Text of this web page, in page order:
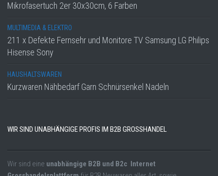
Mikrofasertuch 2er 30x30cm, 6 Farben
MULTIMEDIA & ELEKTRO
211 x Defekte Fernsehr und Monitore TV Samsung LG Philips
Hisense Sony
HAUSHALTSWAREN
Kurzwaren Nähbedarf Garn Schnürsenkel Nadeln
WIR SIND UNABHÄNGIGE PROFIS IM B2B GROSSHANDEL
Wir sind eine unabhängige B2B und B2c Internet